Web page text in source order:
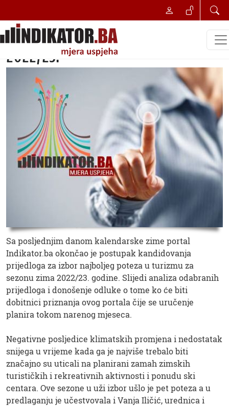
NAJBOLJI POSLOVNI POTEZ
Najbolji potez u turizmu zima
2022/23.
Sa posljednjim danom kalendarske zime portal
Indikator.ba okončao je postupak kandidovanja
prijedloga za izbor najboljeg poteza u turizmu za
sezonu zima 2022/23. godine. Slijedi analiza odabranih
prijedloga i donošenje odluke o tome ko će biti
dobitnici priznanja ovog portala čije se uručenje
planira tokom narenog mjeseca.
Negativne posljedice klimatskih promjena i nedostatak
snijega u vrijeme kada ga je najviše trebalo biti
značajno su uticali na planirani zamah zimskih
turističkih i rekreativnih aktivnosti i ponudu ski
centara. Ove sezone u uži izbor ušlo je pet poteza a u
predlaganju je učestvovala i Vanja Iličić, urednica i